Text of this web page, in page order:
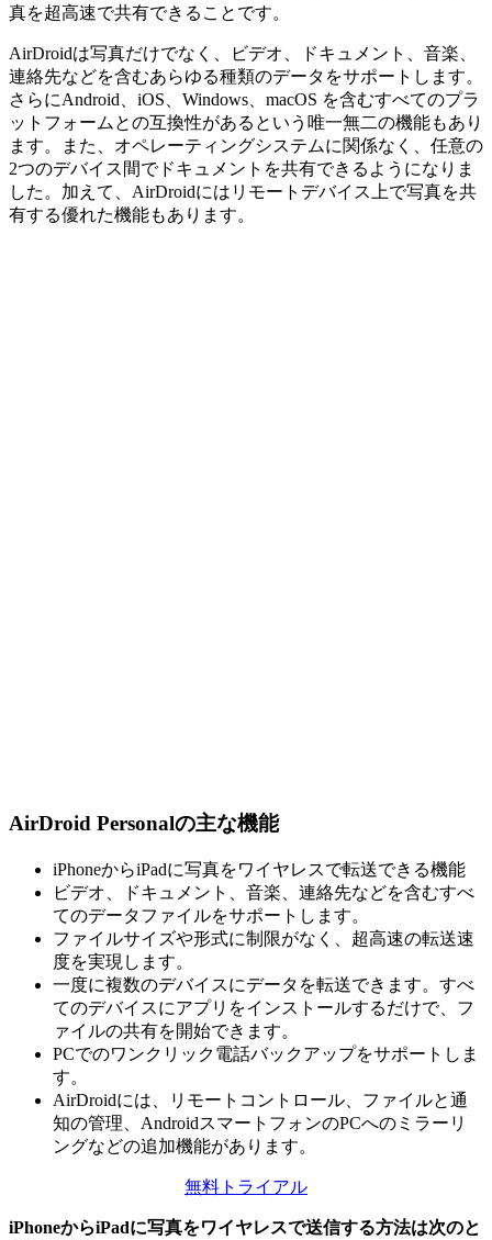
真を超高速で共有できることです。
AirDroidは写真だけでなく、ビデオ、ドキュメント、音楽、
連絡先などを含むあらゆる種類のデータをサポートします。
さらにAndroid、iOS、Windows、macOS を含むすべてのプラ
ットフォームとの互換性があるという唯一無二の機能もあり
ます。また、オペレーティングシステムに関係なく、任意の
2つのデバイス間でドキュメントを共有できるようになりま
した。加えて、AirDroidにはリモートデバイス上で写真を共
有する優れた機能もあります。
AirDroid Personalの主な機能
iPhoneからiPadに写真をワイヤレスで転送できる機能
ビデオ、ドキュメント、音楽、連絡先などを含むすべ
てのデータファイルをサポートします。
ファイルサイズや形式に制限がなく、超高速の転送速
度を実現します。
一度に複数のデバイスにデータを転送できます。すべ
てのデバイスにアプリをインストールするだけで、フ
ァイルの共有を開始できます。
PCでのワンクリック電話バックアップをサポートしま
す。
AirDroidには、リモートコントロール、ファイルと通
知の管理、AndroidスマートフォンのPCへのミラーリ
ングなどの追加機能があります。
無料トライアル
iPhoneからiPadに写真をワイヤレスで送信する方法は次のと